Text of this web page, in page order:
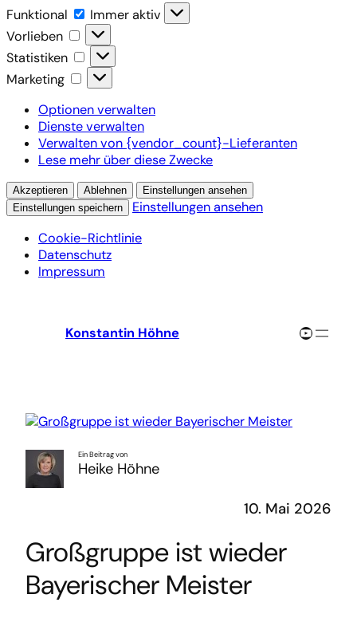
Funktional Funktional
Immer aktiv
Vorlieben
Vorlieben
Statistiken
Statistiken
Marketing
Marketing
Optionen verwalten
Dienste verwalten
Verwalten von {vendor_count}-Lieferanten
Lese mehr über diese Zwecke
Akzeptieren Ablehnen
Einstellungen ansehen
Einstellungen speichern
Einstellungen ansehen
Cookie-Richtlinie
Datenschutz
Impressum
Konstantin Höhne YouTube-Channel
Ein Beitrag von
Heike Höhne
10. Mai 2026
Großgruppe ist wieder
Bayerischer Meister